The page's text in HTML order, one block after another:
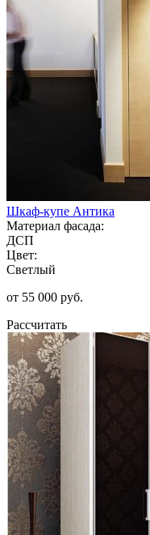
Шкаф-купе Антика
Материал фасада:
ДСП
Цвет:
Светлый
от 55 000 руб.
Рассчитать